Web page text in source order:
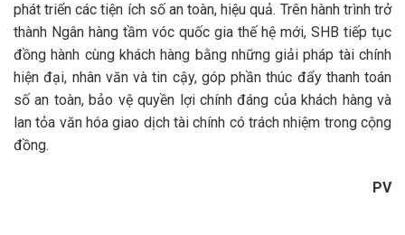
phát triển các tiện ích số an toàn, hiệu quả. Trên hành trình trở
thành Ngân hàng tầm vóc quốc gia thế hệ mới, SHB tiếp tục
đồng hành cùng khách hàng bằng những giải pháp tài chính
hiện đại, nhân văn và tin cậy, góp phần thúc đẩy thanh toán
số an toàn, bảo vệ quyền lợi chính đáng của khách hàng và
lan tỏa văn hóa giao dịch tài chính có trách nhiệm trong cộng
đồng.
PV